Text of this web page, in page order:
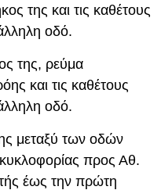
της και τις καθέτους
οδό.
της, ρεύμα
και τις καθέτους
οδό.
μεταξύ των οδών
προς Αθ.
έως την πρώτη